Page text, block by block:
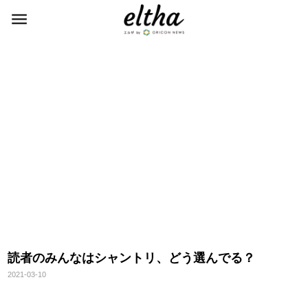
読者のみんなはシャントリ、どう選んでる？
2021-03-10